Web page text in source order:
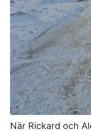
När Rickard och